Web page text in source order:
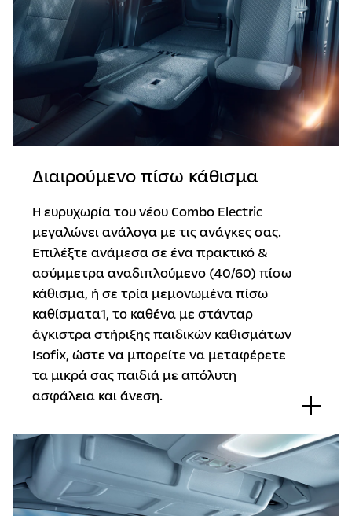
Διαιρούμενο πίσω κάθισμα
Η ευρυχωρία του νέου Combo Electric
μεγαλώνει ανάλογα με τις ανάγκες σας.
Επιλέξτε ανάμεσα σε ένα πρακτικό &
ασύμμετρα αναδιπλούμενο (40/60) πίσω
κάθισμα, ή σε τρία μεμονωμένα πίσω
καθίσματα1, το καθένα με στάνταρ
άγκιστρα στήριξης παιδικών καθισμάτων
Isofix, ώστε να μπορείτε να μεταφέρετε
τα μικρά σας παιδιά με απόλυτη
ασφάλεια και άνεση.